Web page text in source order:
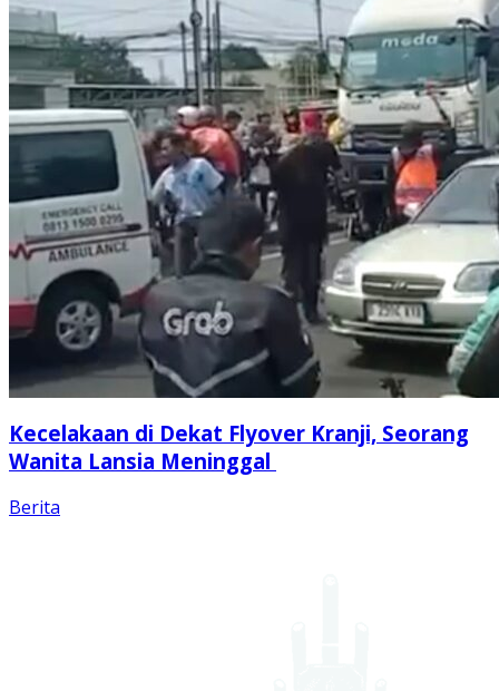
Kecelakaan di Dekat Flyover Kranji, Seorang
Wanita Lansia Meninggal
Berita